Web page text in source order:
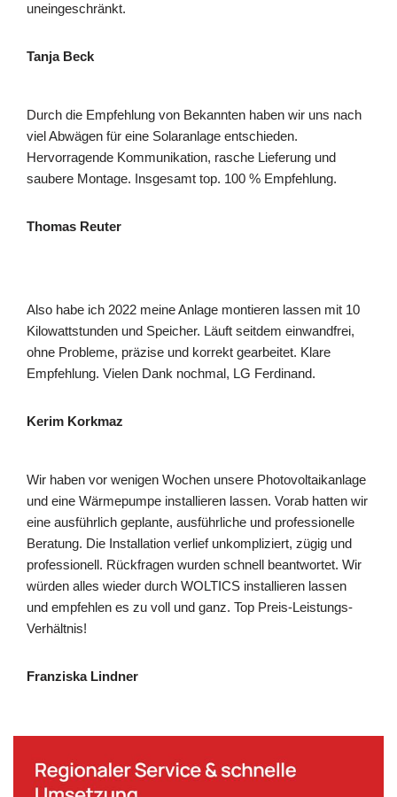
uneingeschränkt.
Tanja Beck
Durch die Empfehlung von Bekannten haben wir uns nach
viel Abwägen für eine Solaranlage entschieden.
Hervorragende Kommunikation, rasche Lieferung und
saubere Montage. Insgesamt top. 100 % Empfehlung.
Thomas Reuter
Also habe ich 2022 meine Anlage montieren lassen mit 10
Kilowattstunden und Speicher. Läuft seitdem einwandfrei,
ohne Probleme, präzise und korrekt gearbeitet. Klare
Empfehlung. Vielen Dank nochmal, LG Ferdinand.
Kerim Korkmaz
Wir haben vor wenigen Wochen unsere Photovoltaikanlage
und eine Wärmepumpe installieren lassen. Vorab hatten wir
eine ausführlich geplante, ausführliche und professionelle
Beratung. Die Installation verlief unkompliziert, zügig und
professionell. Rückfragen wurden schnell beantwortet. Wir
würden alles wieder durch WOLTICS installieren lassen
und empfehlen es zu voll und ganz. Top Preis-Leistungs-
Verhältnis!
Franziska Lindner